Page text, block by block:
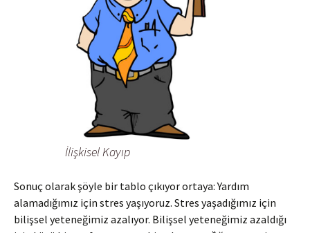
İlişkisel Kayıp
Sonuç olarak şöyle bir tablo çıkıyor ortaya: Yardım
alamadığımız için stres yaşıyoruz. Stres yaşadığımız için
bilişsel yeteneğimiz azalıyor. Bilişsel yeteneğimiz azaldığı